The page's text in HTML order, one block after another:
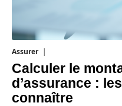
Assurer
Calculer le
d’assurance :
connaître